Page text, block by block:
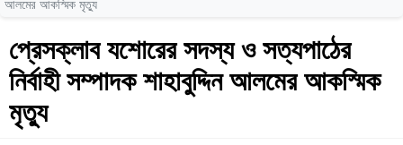
আলমের আকস্মিক মৃত্যু
প্রেসক্লাব যশোরের সদস্য ও সত্যপাঠের
নির্বাহী সম্পাদক শাহাবুদ্দিন আলমের আকস্মিক
মৃত্যু